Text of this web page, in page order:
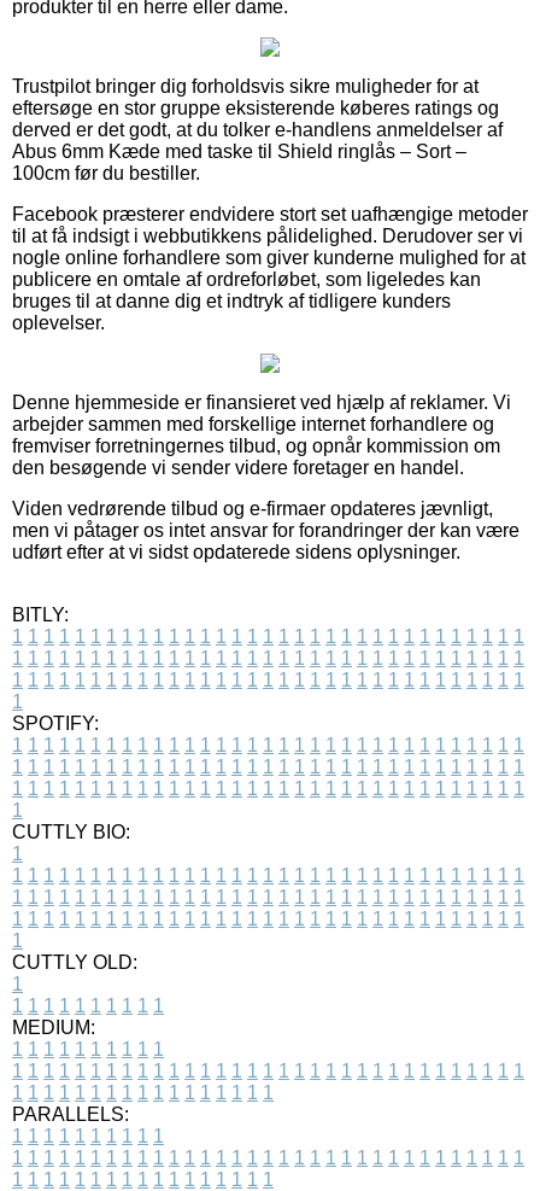
produkter til en herre eller dame.
Trustpilot bringer dig forholdsvis sikre muligheder for at
eftersøge en stor gruppe eksisterende køberes ratings og
derved er det godt, at du tolker e-handlens anmeldelser af
Abus 6mm Kæde med taske til Shield ringlås – Sort –
100cm før du bestiller.
Facebook præsterer endvidere stort set uafhængige metoder
til at få indsigt i webbutikkens pålidelighed. Derudover ser vi
nogle online forhandlere som giver kunderne mulighed for at
publicere en omtale af ordreforløbet, som ligeledes kan
bruges til at danne dig et indtryk af tidligere kunders
oplevelser.
Denne hjemmeside er finansieret ved hjælp af reklamer. Vi
arbejder sammen med forskellige internet forhandlere og
fremviser forretningernes tilbud, og opnår kommission om
den besøgende vi sender videre foretager en handel.
Viden vedrørende tilbud og e-firmaer opdateres jævnligt,
men vi påtager os intet ansvar for forandringer der kan være
udført efter at vi sidst opdaterede sidens oplysninger.
BITLY:
1 1 1 1 1 1 1 1 1 1 1 1 1 1 1 1 1 1 1 1 1 1 1 1 1 1 1 1 1 1 1 1 1
1 1 1 1 1 1 1 1 1 1 1 1 1 1 1 1 1 1 1 1 1 1 1 1 1 1 1 1 1 1 1 1 1
1 1 1 1 1 1 1 1 1 1 1 1 1 1 1 1 1 1 1 1 1 1 1 1 1 1 1 1 1 1 1 1 1
1
SPOTIFY:
1 1 1 1 1 1 1 1 1 1 1 1 1 1 1 1 1 1 1 1 1 1 1 1 1 1 1 1 1 1 1 1 1
1 1 1 1 1 1 1 1 1 1 1 1 1 1 1 1 1 1 1 1 1 1 1 1 1 1 1 1 1 1 1 1 1
1 1 1 1 1 1 1 1 1 1 1 1 1 1 1 1 1 1 1 1 1 1 1 1 1 1 1 1 1 1 1 1 1
1
CUTTLY BIO:
1
1 1 1 1 1 1 1 1 1 1 1 1 1 1 1 1 1 1 1 1 1 1 1 1 1 1 1 1 1 1 1 1 1
1 1 1 1 1 1 1 1 1 1 1 1 1 1 1 1 1 1 1 1 1 1 1 1 1 1 1 1 1 1 1 1 1
1 1 1 1 1 1 1 1 1 1 1 1 1 1 1 1 1 1 1 1 1 1 1 1 1 1 1 1 1 1 1 1 1
1
CUTTLY OLD:
1
1 1 1 1 1 1 1 1 1 1
MEDIUM:
1 1 1 1 1 1 1 1 1 1
1 1 1 1 1 1 1 1 1 1 1 1 1 1 1 1 1 1 1 1 1 1 1 1 1 1 1 1 1 1 1 1 1
1 1 1 1 1 1 1 1 1 1 1 1 1 1 1 1 1
PARALLELS:
1 1 1 1 1 1 1 1 1 1
1 1 1 1 1 1 1 1 1 1 1 1 1 1 1 1 1 1 1 1 1 1 1 1 1 1 1 1 1 1 1 1 1
1 1 1 1 1 1 1 1 1 1 1 1 1 1 1 1 1